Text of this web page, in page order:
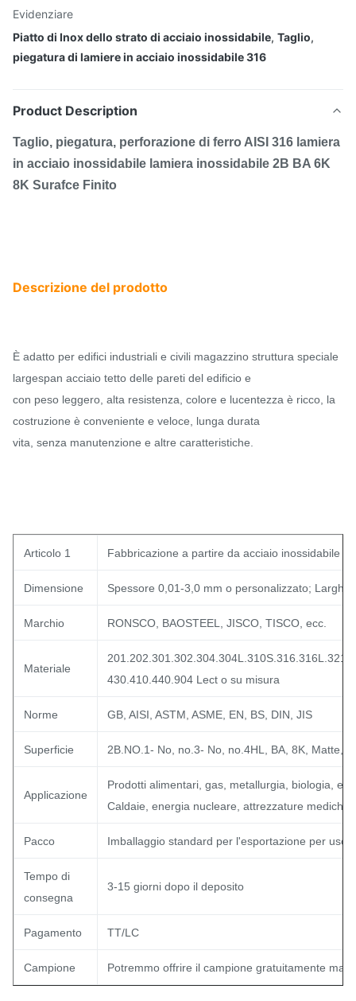
Evidenziare
Piatto di Inox dello strato di acciaio inossidabile, Taglio,
piegatura di lamiere in acciaio inossidabile 316
Product Description
Taglio, piegatura, perforazione di ferro AISI 316 lamiera
in acciaio inossidabile lamiera inossidabile 2B BA 6K
8K Surafce Finito
Descrizione del prodotto
È adatto per edifici industriali e civili magazzino struttura speciale
largespan acciaio tetto delle pareti del edificio e
con peso leggero, alta resistenza, colore e lucentezza è ricco, la
costruzione è conveniente e veloce, lunga durata
vita, senza manutenzione e altre caratteristiche.
Articolo 1 Fabbricazione a partire da acciaio inossidabile
Dimensione Spessore 0,01-3,0 mm o personalizzato;
Marchio RONSCO, BAOSTEEL, JISCO, TISCO, ecc.
Materiale
430.410.440.904 Lect o su misura
Norme GB, AISI, ASTM, ASME, EN, BS, DIN, JIS
Superficie 2B.NO.1- No, no.3- No, no.4HL, BA, 8K, Matte,
Applicazione
Prodotti alimentari, gas, metallurgia, biologia,
Caldaie, energia nucleare, attrezzature
Pacco Imballaggio standard per l'esportazione per uso
Tempo di
consegna
3-15 giorni dopo il deposito
Pagamento TT/LC
Campione Potremmo offrire il campione gratuitamente ma